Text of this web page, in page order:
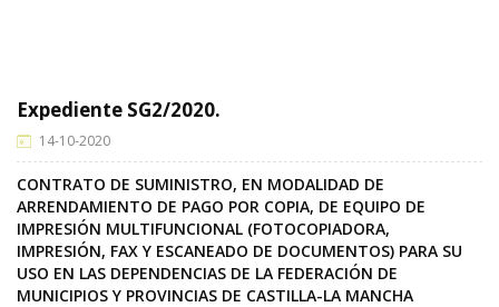
Expediente SG2/2020.
14-10-2020
CONTRATO DE SUMINISTRO, EN MODALIDAD DE
ARRENDAMIENTO DE PAGO POR COPIA, DE EQUIPO DE
IMPRESIÓN MULTIFUNCIONAL (FOTOCOPIADORA,
IMPRESIÓN, FAX Y ESCANEADO DE DOCUMENTOS) PARA SU
USO EN LAS DEPENDENCIAS DE LA FEDERACIÓN DE
MUNICIPIOS Y PROVINCIAS DE CASTILLA-LA MANCHA